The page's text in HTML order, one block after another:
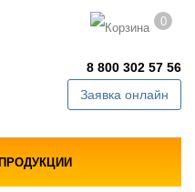
0
8 800 302 57 56
Заявка онлайн